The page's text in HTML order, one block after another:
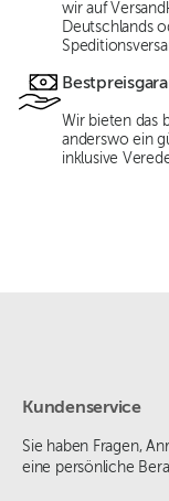
wir auf
Deutschlands
Wir bieten das
anderswo ein
inklusive
Kundenservice
Sie haben Fragen,
eine persönliche